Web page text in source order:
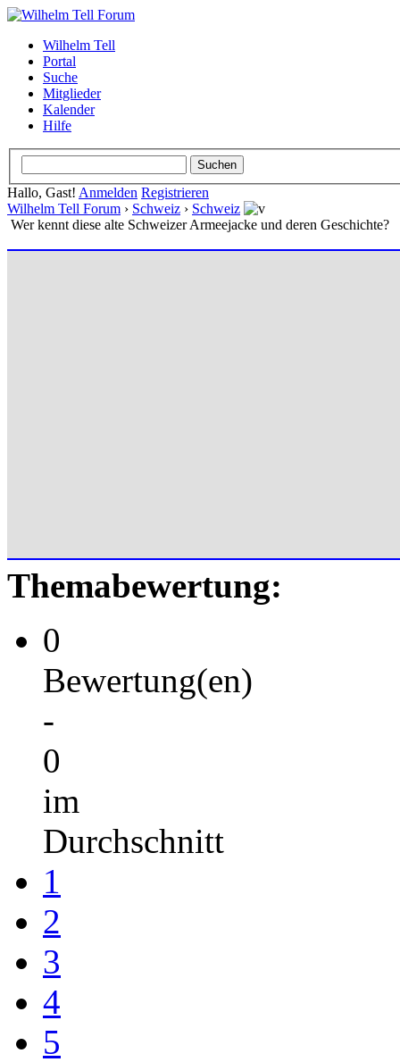
Wilhelm Tell
Portal
Suche
Mitglieder
Kalender
Hilfe
Hallo, Gast! Anmelden Registrieren
Wilhelm Tell Forum › Schweiz › Schweiz
Wer kennt diese alte Schweizer Armeejacke und deren Geschichte?
Themabewertung:
0
Bewertung(en)
-
0
im
Durchschnitt
1
2
3
4
5